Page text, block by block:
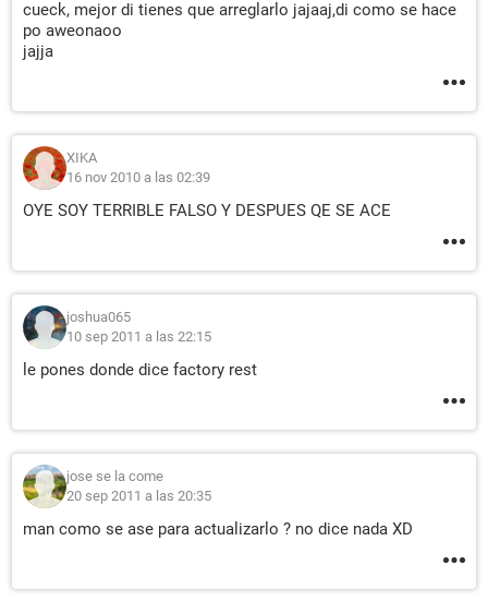
cueck, mejor di tienes que arreglarlo jajaaj,di como se hace
po aweonaoo
jajja
XIKA
16 nov 2010 a las 02:39
OYE SOY TERRIBLE FALSO Y DESPUES QE SE ACE
joshua065
10 sep 2011 a las 22:15
le pones donde dice factory rest
jose se la come
20 sep 2011 a las 20:35
man como se ase para actualizarlo ? no dice nada XD